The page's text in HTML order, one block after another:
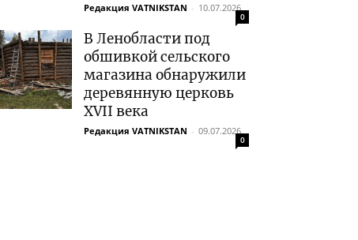
Редакция VATNIKSTAN - 10.07.2026
0
В Ленобласти под
обшивкой сельского
магазина обнаружили
деревянную церковь
XVII века
Редакция VATNIKSTAN - 09.07.2026
0